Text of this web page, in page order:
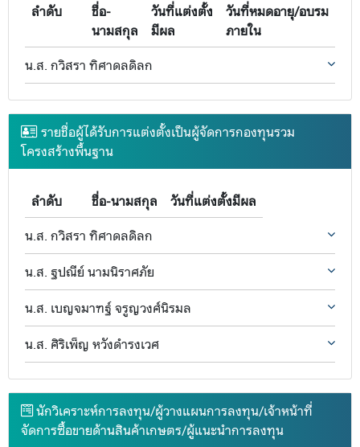
ลำดับ
ชื่อ-
นามสกุล
วันที่แต่งตั้ง
มีผล
วันที่หมดอายุ/อบรม
ภายใน
น.ส. กวิสรา ทิศาดลดิลก
รายชื่อผู้ได้รับการแต่งตั้งเป็นผู้จัดการกองทุนรวม
โครงสร้างพื้นฐาน
ลำดับ ชื่อ-นามสกุล
วันที่แต่งตั้งมีผล
น.ส. กวิสรา ทิศาดลดิลก
น.ส. ฐปณีย์ นามนิราศภัย
น.ส. เบญจมาฑฐ์ จรูญวงศ์นิรมล
น.ส. ศิริเพ็ญ หวังดำรงเวศ
นักวิเคราะห์การลงทุน/ผู้วางแผนการลงทุน/เจ้าหน้าที่
จัดการซื้อขายด้านสินค้าเกษตร/ผู้แนะนำการลงทุน